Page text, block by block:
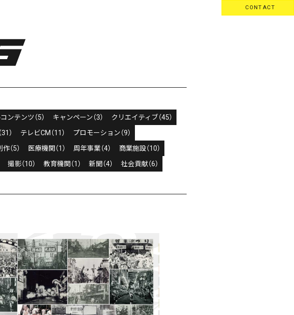
CONTACT
ンテンツ（5） キャンペーン（3）
クリエイティブ（45）
） テレビCM（11）
プロモーション（9）
（5） 医療機関（1） 周年事業（4）
商業施設（10）
撮影（10） 教育機関（1） 新聞（4）
社会貢献（6）